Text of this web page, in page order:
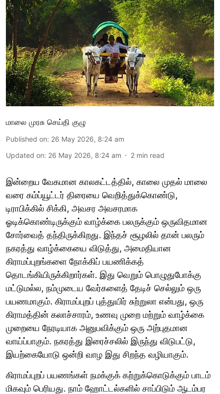
மாலை முரசு செய்தி குழு
Published on: 26 May 2026, 8:24 am
Updated on: 26 May 2026, 8:24 am 2 min read
இன்றைய வேகமான காலகட்டத்தில், காலை முதல் மாலை
வரை கம்ப்யூட்டர் திரையை வெறித்துக்கொண்டு,
டிராபிக்கில் சிக்கி, அவசர அவசரமாக
ஓடிக்கொண்டிருக்கும் வாழ்க்கை பலருக்கும் ஒருவிதமான
சோர்வைத் தந்திருக்கிறது. இந்தச் சூழலில் தான் பலரும்
நகரத்து வாழ்க்கையை விடுத்து, அமைதியான
கிராமப்புறங்களை நோக்கிப் பயணிக்கத்
தொடங்கியிருக்கிறார்கள். இது வெறும் பொழுதுபோக்கு
மட்டுமல்ல, நம்முடைய வேர்களைத் தேடிச் செல்லும் ஒரு
பயணமாகும். கிராமப்புறப் புத்துயிர் சுற்றுலா என்பது, ஒரு
கிராமத்தின் கலாச்சாரம், உணவு முறை மற்றும் வாழ்க்கை
முறையை நேரடியாக அனுபவிக்கும் ஒரு அற்புதமான
வாய்ப்பாகும். நகரத்து இரைச்சலில் இருந்து விடுபட்டு,
இயற்கையோடு ஒன்றி வாழ இது சிறந்த வழியாகும்.
கிராமப்புறப் பயணங்கள் நமக்குக் கற்றுக்கொடுக்கும் பாடம்
மிகவும் பெரியது. நாம் ஹோட்டல்களில் சாப்பிடும் ஆடம்பர